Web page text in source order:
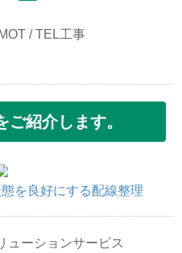
MOT / TEL工事
紹介します。
を良好にする配線整理
ューションサービス